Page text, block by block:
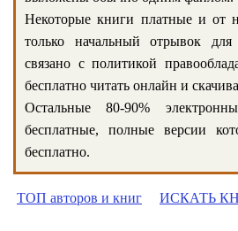
Некоторые книги платные и от
только начальный отрывок
связано с политикой
бесплатно читать онлайн и
Остальные 80-90%
бесплатные, полные версии
бесплатно.
ТОП авторов и книг ИСКАТЬ